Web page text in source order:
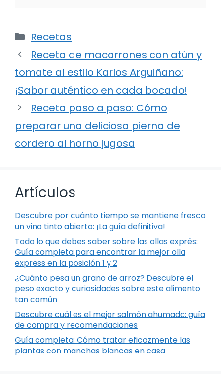
Categorías
Recetas
Receta de macarrones con atún y
tomate al estilo Karlos Arguiñano:
¡Sabor auténtico en cada bocado!
Receta paso a paso: Cómo
preparar una deliciosa pierna de
cordero al horno jugosa
Artículos
Descubre por cuánto tiempo se mantiene fresco
un vino tinto abierto: ¡La guía definitiva!
Todo lo que debes saber sobre las ollas exprés:
Guía completa para encontrar la mejor olla
express en la posición 1 y 2
¿Cuánto pesa un grano de arroz? Descubre el
peso exacto y curiosidades sobre este alimento
tan común
Descubre cuál es el mejor salmón ahumado: guía
de compra y recomendaciones
Guía completa: Cómo tratar eficazmente las
plantas con manchas blancas en casa